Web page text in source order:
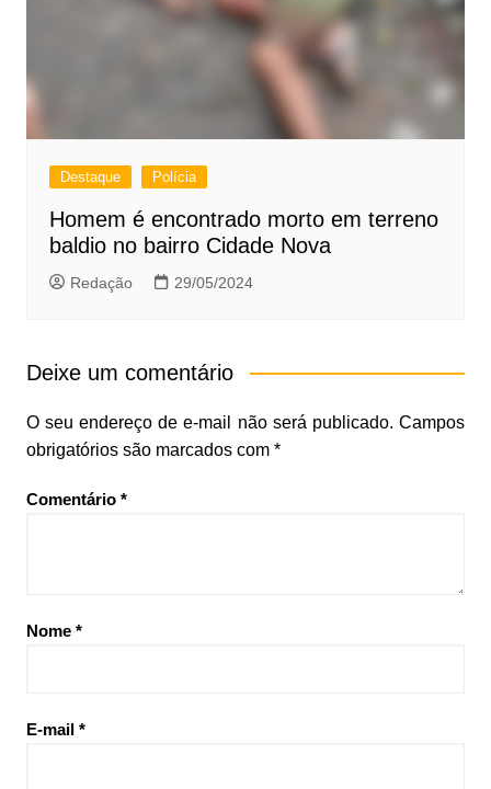
Destaque Polícia
Homem é encontrado morto em terreno
baldio no bairro Cidade Nova
Redação 29/05/2024
Deixe um comentário
O seu endereço de e-mail não será publicado. Campos
obrigatórios são marcados com *
Comentário *
Nome *
E-mail *